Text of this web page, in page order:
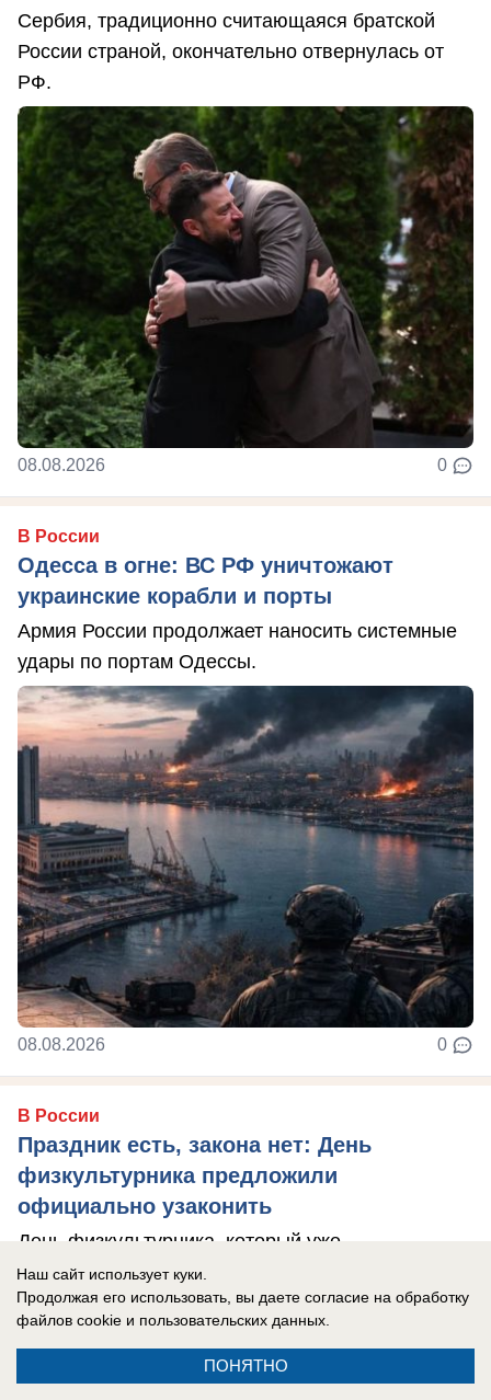
Сербия, традиционно считающаяся братской
России страной, окончательно отвернулась от
РФ.
08.08.2026 0
В России
Одесса в огне: ВС РФ уничтожают
украинские корабли и порты
Армия России продолжает наносить системные
удары по портам Одессы.
08.08.2026 0
В России
Праздник есть, закона нет: День
физкультурника предложили
официально узаконить
День физкультурника, который уже
десятилетиями отмечают по всей России,
предложили официально закрепить в
законодательстве в ...
Наш сайт использует куки.
Продолжая его использовать, вы даете согласие на обработку
файлов cookie и пользовательских данных.
ПОНЯТНО